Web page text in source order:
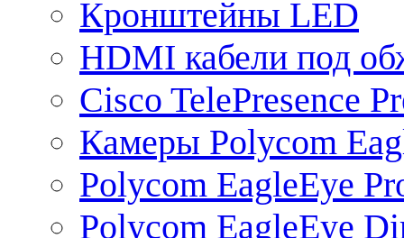
Кронштейны LED
HDMI кабели под
Cisco TelePresence
Камеры Polycom
Polycom EagleEye
Polycom EagleEye